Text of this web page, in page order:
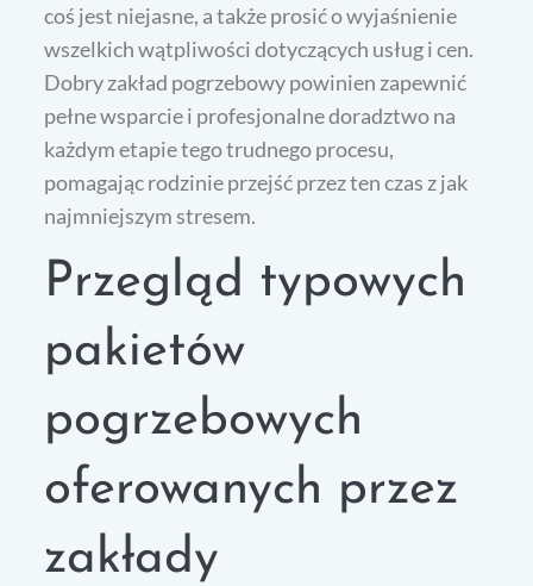
coś jest niejasne, a także prosić o wyjaśnienie
wszelkich wątpliwości dotyczących usług i cen.
Dobry zakład pogrzebowy powinien zapewnić
pełne wsparcie i profesjonalne doradztwo na
każdym etapie tego trudnego procesu,
pomagając rodzinie przejść przez ten czas z jak
najmniejszym stresem.
Przegląd typowych
pakietów
pogrzebowych
oferowanych przez
zakłady